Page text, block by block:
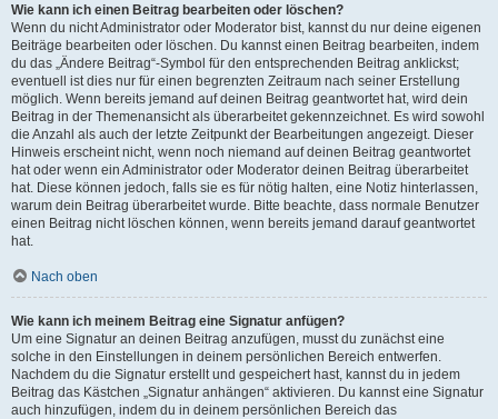
Wie kann ich einen Beitrag bearbeiten oder löschen?
Wenn du nicht Administrator oder Moderator bist, kannst du nur deine eigenen
Beiträge bearbeiten oder löschen. Du kannst einen Beitrag bearbeiten, indem
du das „Ändere Beitrag“-Symbol für den entsprechenden Beitrag anklickst;
eventuell ist dies nur für einen begrenzten Zeitraum nach seiner Erstellung
möglich. Wenn bereits jemand auf deinen Beitrag geantwortet hat, wird dein
Beitrag in der Themenansicht als überarbeitet gekennzeichnet. Es wird sowohl
die Anzahl als auch der letzte Zeitpunkt der Bearbeitungen angezeigt. Dieser
Hinweis erscheint nicht, wenn noch niemand auf deinen Beitrag geantwortet
hat oder wenn ein Administrator oder Moderator deinen Beitrag überarbeitet
hat. Diese können jedoch, falls sie es für nötig halten, eine Notiz hinterlassen,
warum dein Beitrag überarbeitet wurde. Bitte beachte, dass normale Benutzer
einen Beitrag nicht löschen können, wenn bereits jemand darauf geantwortet
hat.
Nach oben
Wie kann ich meinem Beitrag eine Signatur anfügen?
Um eine Signatur an deinen Beitrag anzufügen, musst du zunächst eine
solche in den Einstellungen in deinem persönlichen Bereich entwerfen.
Nachdem du die Signatur erstellt und gespeichert hast, kannst du in jedem
Beitrag das Kästchen „Signatur anhängen“ aktivieren. Du kannst eine Signatur
auch hinzufügen, indem du in deinem persönlichen Bereich das